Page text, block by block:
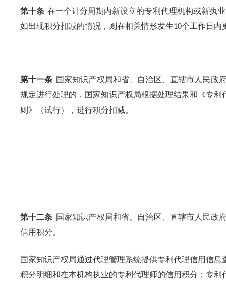
第十条 在一个计分周期内新设立的专利代理机构或新执
如出现积分扣减的情况，则在相关情形发生10个工作日内
第十一条 国家知识产权局和省、自治区、直辖市人民政
规定进行处理的，国家知识产权局根据处理结果和《专
则》（试行），进行积分扣减。
第十二条 国家知识产权局和省、自治区、直辖市人民政
信用积分。
国家知识产权局通过代理管理系统提供专利代理信用信
积分明细和在本机构执业的专利代理师的信用积分；专